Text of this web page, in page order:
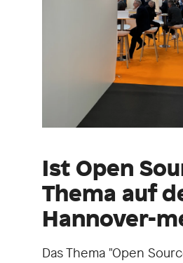
Ist Open
Thema auf
Hannover-
Das Thema "Open